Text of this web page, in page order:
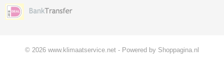
© 2026 www.klimaatservice.net - Powered by Shoppagina.nl